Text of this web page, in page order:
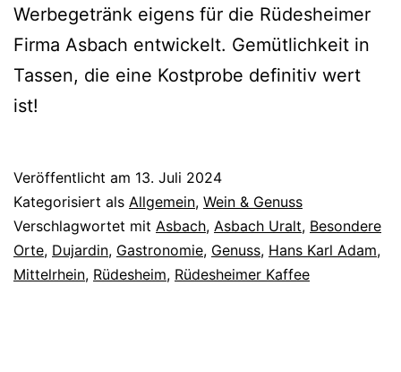
Werbegetränk eigens für die Rüdesheimer
Firma Asbach entwickelt. Gemütlichkeit in
Tassen, die eine Kostprobe definitiv wert
ist!
Veröffentlicht am 13. Juli 2024
Kategorisiert als Allgemein, Wein & Genuss
Verschlagwortet mit Asbach, Asbach Uralt, Besondere
Orte, Dujardin, Gastronomie, Genuss, Hans Karl Adam,
Mittelrhein, Rüdesheim, Rüdesheimer Kaffee